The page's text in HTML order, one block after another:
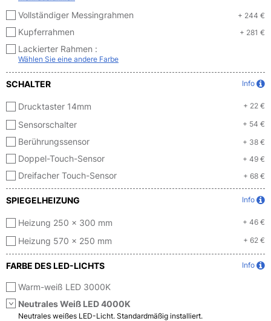
Vollständiger Messingrahmen + 244 €
Kupferrahmen + 281 €
Lackierter Rahmen :
Wählen Sie eine andere Farbe
SCHALTER Info
Drucktaster 14mm + 22 €
Sensorschalter + 54 €
Berührungssensor + 38 €
Doppel-Touch-Sensor + 49 €
Dreifacher Touch-Sensor + 68 €
SPIEGELHEIZUNG Info
Heizung 250 x 300 mm + 46 €
Heizung 570 x 250 mm + 62 €
FARBE DES LED-LICHTS Info
Warm-weiß LED 3000K
Neutrales Weiß LED 4000K
Neutrales weißes LED-Licht. Standardmäßig installiert.